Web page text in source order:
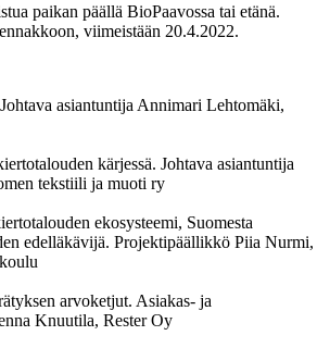
paikan päällä BioPaavossa tai etänä.
viimeistään 20.4.2022.
asiantuntija Annimari Lehtomäki,
kärjessä. Johtava asiantuntija
tekstiili ja muoti ry
ekosysteemi, Suomesta
edelläkävijä. Projektipäällikkö Piia Nurmi,
arvoketjut. Asiakas- ja
Knuutila, Rester Oy